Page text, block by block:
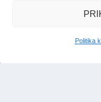
Politika